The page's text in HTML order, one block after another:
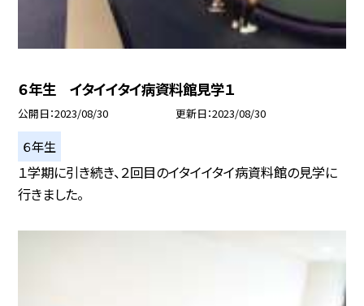
６年生 イタイイタイ病資料館見学１
公開日 2023/08/30 更新日 2023/08/30
６年生
１学期に引き続き、２回目のイタイイタイ病資料館の見学に
行きました。